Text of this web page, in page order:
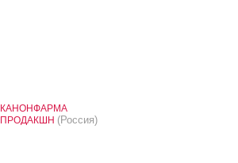
КАНОНФАРМА
ПРОДАКШН (Россия)